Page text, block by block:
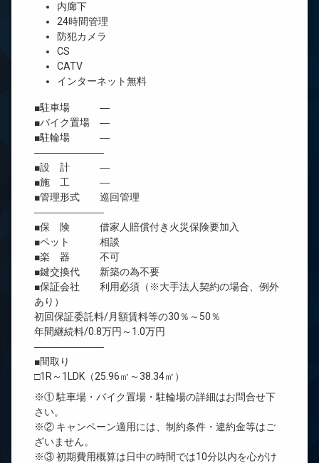
内廊下
24時間管理
防犯カメラ
CS
CATV
インターネット無料
■駐車場 ―
■バイク置場 ―
■駐輪場 ―
―――――――
■設 計 ―
■施 工 ―
■管理形式 巡回管理
―――――――
■保 険 借家人賠償付き火災保険要加入
■ペット 相談
■楽 器 不可
■鍵交換代 新築の為不要
■保証会社 利用必須（※大手法人契約の場合、例外
あり）
初回保証委託料/月額賃料等の30％～50％
年間継続料/0.8万円～1.0万円
―――――――
■間取り
□1R～1LDK（25.96㎡～38.34㎡）
※① 駐車場・バイク置場・駐輪場の詳細はお問合せ下
さい。
※② キャンペーン適用には、制約条件・違約金等はご
ざいません。
※③ 初期費用概算は日中の時間では10分以内を心がけ